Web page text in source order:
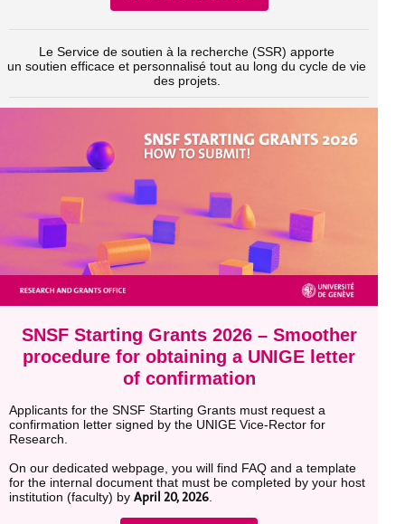
Le Service de soutien à la recherche (SSR) apporte
un soutien efficace et personnalisé tout au long du cycle de vie
des projets.
SNSF Starting Grants 2026 – Smoother
procedure for obtaining a UNIGE letter
of confirmation
Applicants for the SNSF Starting Grants must request a
confirmation letter signed by the UNIGE Vice-Rector for
Research.
On our dedicated webpage, you will find FAQ and a template
for the internal document that must be completed by your host
institution (faculty) by April 20, 2026